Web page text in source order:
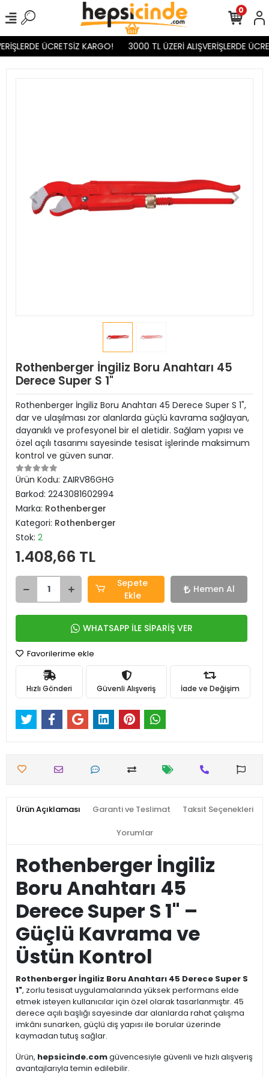
ÜCRETSİZ KARGO! 3000 TL ÜZERİ ALIŞVERİŞLERDE
0
Rothenberger İngiliz Boru Anahtarı 45
Derece Super S 1"
Rothenberger İngiliz Boru Anahtarı 45 Derece Super S 1",
dar ve ulaşılması zor alanlarda güçlü kavrama sağlayan,
dayanıklı ve profesyonel bir el aletidir. Sağlam yapısı ve
özel açılı tasarımı sayesinde tesisat işlerinde maksimum
kontrol ve güven sunar.
Ürün Kodu: ZAIRV86GHG
Barkod: 2243081602994
Marka: Rothenberger
Kategori: Rothenberger
Stok: 2
1.408,66 TL
Sepete
Ekle
Hemen Al
WHATSAPP İLE SİPARİŞ VER
Favorilerime ekle
Hızlı Gönderi Güvenli Alışveriş İade ve Değişim
Ürün Açıklaması Garanti ve Teslimat Taksit Seçenekleri
Yorumlar
Rothenberger İngiliz
Boru Anahtarı 45
Derece Super S 1" –
Güçlü Kavrama ve
Üstün Kontrol
Rothenberger İngiliz Boru Anahtarı 45 Derece Super S
1", zorlu tesisat uygulamalarında yüksek performans elde
etmek isteyen kullanıcılar için özel olarak tasarlanmıştır. 45
derece açılı başlığı sayesinde dar alanlarda rahat çalışma
imkânı sunarken, güçlü diş yapısı ile borular üzerinde
kaymadan tutuş sağlar.
Ürün, hepsicinde.comgüvencesiyle güvenli ve hızlı alışveriş
avantajlarıyla temin edilebilir.